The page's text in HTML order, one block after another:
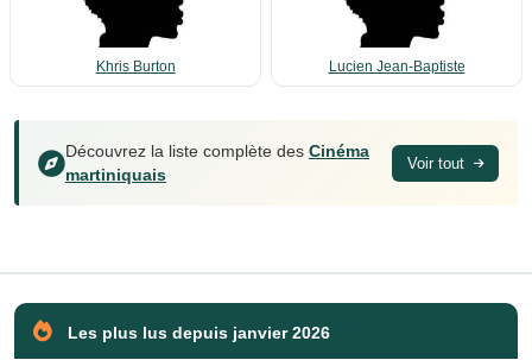
Khris Burton Lucien Jean-Baptiste
Découvrez la liste complète des Cinéma
martiniquais
Voir tout
Les plus lus depuis janvier 2026